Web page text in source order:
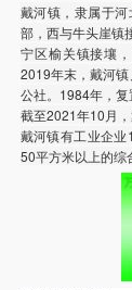
戴河镇，隶属于
部，西与牛头崖镇
宁区榆关镇接壤
2019年末，戴河
公社。1984年，
截至2021年10月
戴河镇有工业企
50平方米以上的综